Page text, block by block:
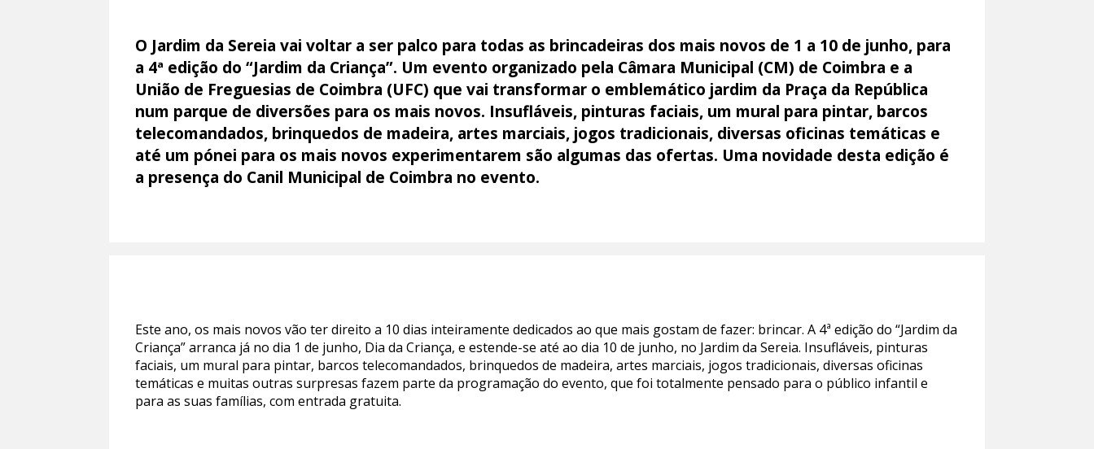
O Jardim da Sereia vai voltar a ser palco para todas as brincadeiras dos mais novos de 1 a 10 de junho, para
a 4ª edição do “Jardim da Criança”. Um evento organizado pela Câmara Municipal (CM) de Coimbra e a
União de Freguesias de Coimbra (UFC) que vai transformar o emblemático jardim da Praça da República
num parque de diversões para os mais novos. Insufláveis, pinturas faciais, um mural para pintar, barcos
telecomandados, brinquedos de madeira, artes marciais, jogos tradicionais, diversas oficinas temáticas e
até um pónei para os mais novos experimentarem são algumas das ofertas. Uma novidade desta edição é
a presença do Canil Municipal de Coimbra no evento.
Este ano, os mais novos vão ter direito a 10 dias inteiramente dedicados ao que mais gostam de fazer: brincar. A 4ª edição do “Jardim da
Criança” arranca já no dia 1 de junho, Dia da Criança, e estende-se até ao dia 10 de junho, no Jardim da Sereia. Insufláveis, pinturas
faciais, um mural para pintar, barcos telecomandados, brinquedos de madeira, artes marciais, jogos tradicionais, diversas oficinas
temáticas e muitas outras surpresas fazem parte da programação do evento, que foi totalmente pensado para o público infantil e
para as suas famílias, com entrada gratuita.